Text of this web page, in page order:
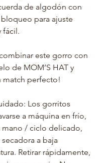
de algodón con
para ajuste
fácil.
este gorro con
de MOM’S HAT y
match perfecto!
Los gorritos
a máquina en frío,
mano / ciclo delicado,
secadora a baja
Retirar rápidamente,